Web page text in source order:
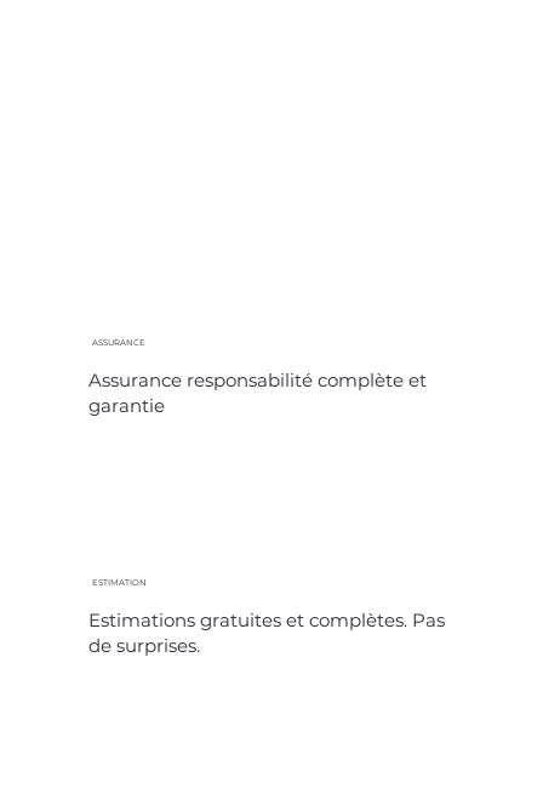
ASSURANCE
Assurance responsabilité complète et
garantie
ESTIMATION
Estimations gratuites et complètes. Pas
de surprises.